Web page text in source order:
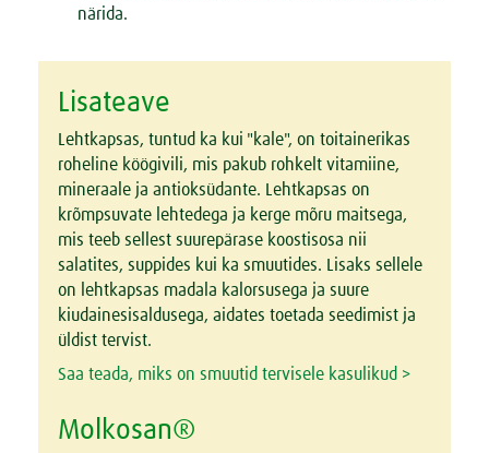
närida.
Lisateave
Lehtkapsas, tuntud ka kui "kale", on toitainerikas
roheline köögivili, mis pakub rohkelt vitamiine,
mineraale ja antioksüdante. Lehtkapsas on
krõmpsuvate lehtedega ja kerge mõru maitsega,
mis teeb sellest suurepärase koostisosa nii
salatites, suppides kui ka smuutides. Lisaks sellele
on lehtkapsas madala kalorsusega ja suure
kiudainesisaldusega, aidates toetada seedimist ja
üldist tervist.
Saa teada, miks on smuutid tervisele kasulikud >
Molkosan®